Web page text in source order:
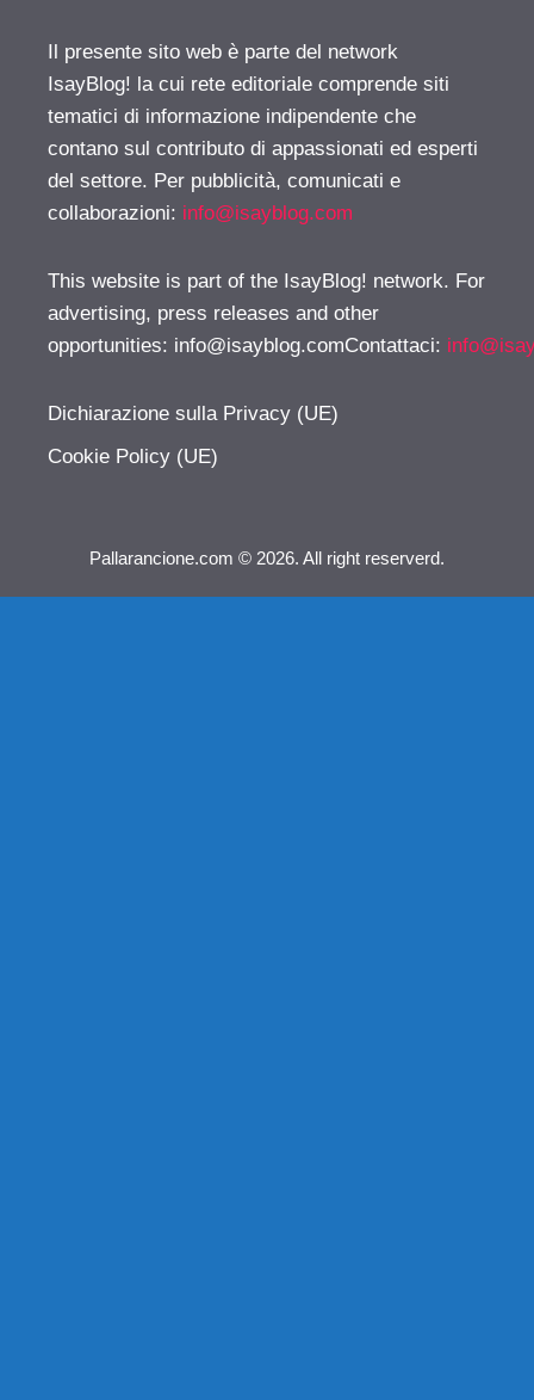
Il presente sito web è parte del network
IsayBlog! la cui rete editoriale comprende siti
tematici di informazione indipendente che
contano sul contributo di appassionati ed esperti
del settore. Per pubblicità, comunicati e
collaborazioni: info@isayblog.com
This website is part of the IsayBlog! network. For
advertising, press releases and other
opportunities: info@isayblog.comContattaci:
Dichiarazione sulla Privacy (UE)
Cookie Policy (UE)
Pallarancione.com © 2026. All right reserverd.